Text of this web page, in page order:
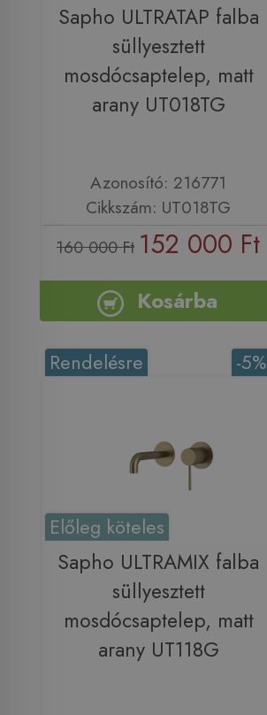
Sapho ULTRATAP falba
süllyesztett
mosdócsaptelep, matt
arany UT018TG
Azonosító: 216771
Cikkszám: UT018TG
160 000 Ft 152 000 Ft
Kosárba
-5%
Rendelésre
Előleg köteles
Sapho ULTRAMIX falba
süllyesztett
mosdócsaptelep, matt
arany UT118G